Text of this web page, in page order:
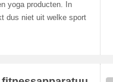
yoga producten. In
dus niet uit welke sport